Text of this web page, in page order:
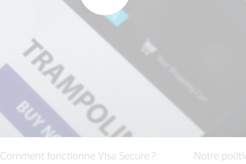
Comment fonctionne Visa Secure ? Notre